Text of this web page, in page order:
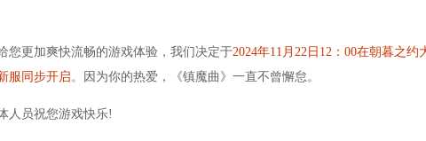
西可以卖钱，新区最好卖。
，新区元宝太便宜，卖不出价。
获得，单刷是没有的。
更加爽快流畅的游戏体验，我们决定于2024年11月22日12：00在朝暮之约
服同步开启。因为你的热爱，《镇魔曲》一直不曾懈怠。
员祝您游戏快乐!